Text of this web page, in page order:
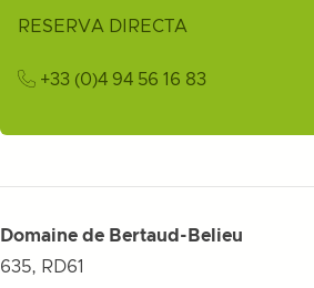
RESERVA DIRECTA
+33 (0)4 94 56 16 83
Domaine de Bertaud-Belieu
635, RD61